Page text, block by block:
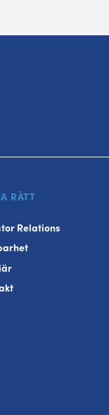
RÄTT
Relations